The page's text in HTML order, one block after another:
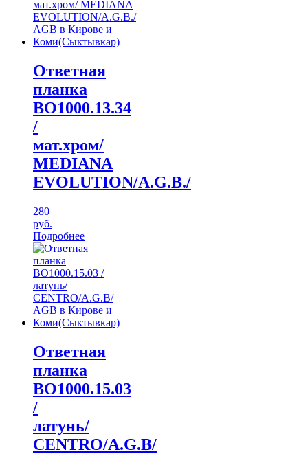
Ответная
планка
ВО1000.13.34
/
мат.хром/
MEDIANA
EVOLUTION/A.G.B./
280
руб.
Подробнее
Ответная
планка
ВО1000.15.03
/
латунь/
CENTRO/A.G.B/